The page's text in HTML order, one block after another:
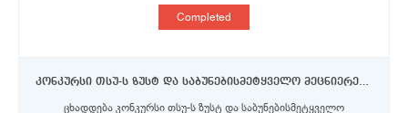
Completed
კონკურსი თსუ-ს ზუსტ და საბუნებისმეტყველო მეცნიერებათა ფაკულტეტის მაგისტრატურის და დოქტორანტურის საფეხურის სტუდენტებისთვის პარიზ-საკლის უნივერსიტეტში ერაზმუს+ პროგრამის სტიპენდიების მოსაპოვებლად
ცხადდება კონკურსი თსუ-ს ზუსტ და საბუნებისმეტყველო